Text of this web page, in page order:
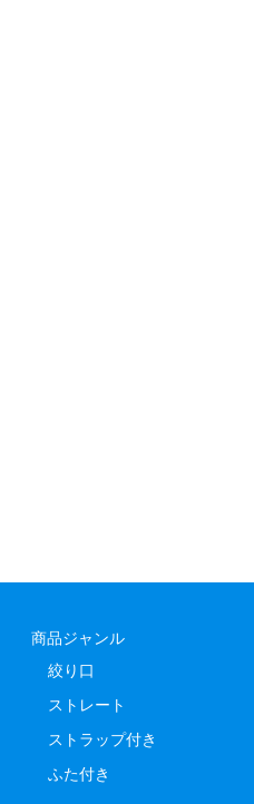
商品ジャンル
絞り口
ストレート
ストラップ付き
ふた付き